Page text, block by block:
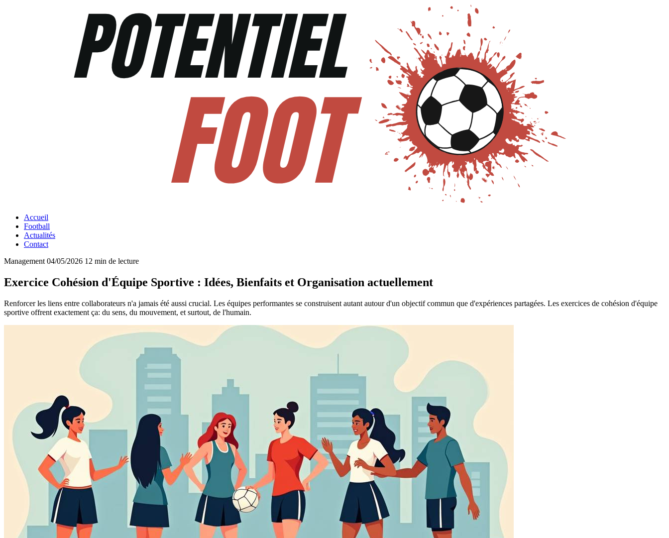
Accueil
Football
Actualités
Contact
Management 04/05/2026 12 min de lecture
Exercice Cohésion d'Équipe Sportive : Idées, Bienfaits et Organisation actuellement
Renforcer les liens entre collaborateurs n'a jamais été aussi crucial. Les équipes performantes se construisent autant autour d'un objectif commun que d'expériences partagées. Les exercices de cohésion d'équipe
sportive offrent exactement ça: du sens, du mouvement, et surtout, de l'humain.